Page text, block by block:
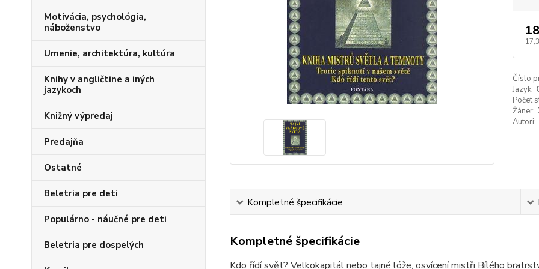
Motivácia, psychológia,
náboženstvo
Umenie, architektúra, kultúra
Knihy v angličtine a iných
jazykoch
Knižný výpredaj
Predajňa
Ostatné
Beletria pre deti
Populárno - náučné pre deti
Beletria pre dospelých
Číslo
Jazyk:
Počet
Žáner:
Autori:
Kompletné špecifikácie
Kompletné špecifikácie
Kdo řídí svět? Velkokapitál nebo tajné lóže, osvícení mistři Bílého